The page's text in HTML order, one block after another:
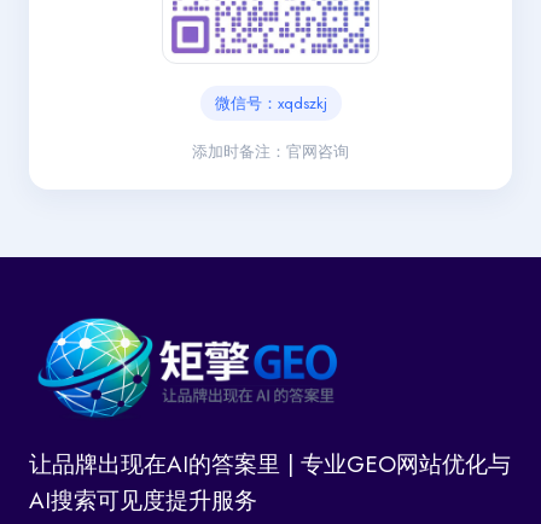
微信号：xqdszkj
添加时备注：官网咨询
让品牌出现在AI的答案里 | 专业GEO网站优化与
AI搜索可见度提升服务